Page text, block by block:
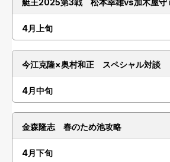
4月上旬
今江克隆×奥村和正 スペシャル対談
4月中旬
金森隆志 春のため池攻略
4月下旬